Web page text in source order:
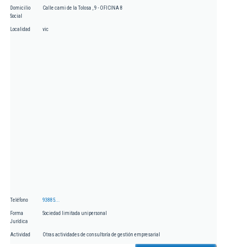
Domicilio
Social
Calle cami de la Tolosa , 9 - OFICINA 8
Localidad vic
Teléfono 93885...
Forma
Jurídica
Sociedad limitada unipersonal
Actividad Otras actividades de consultoría de gestión empresarial